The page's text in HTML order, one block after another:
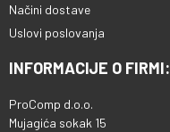
Načini dostave
Uslovi poslovanja
INFORMACIJE O FIRMI:
ProComp d.o.o.
Mujagića sokak 15